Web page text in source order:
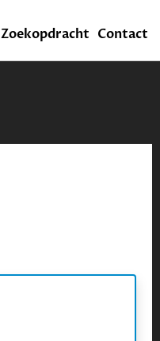
Zoekopdracht Contact